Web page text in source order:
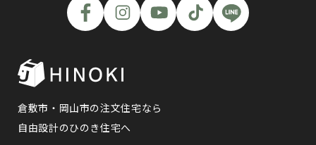
倉敷市・岡山市の注文住宅なら
自由設計のひのき住宅へ